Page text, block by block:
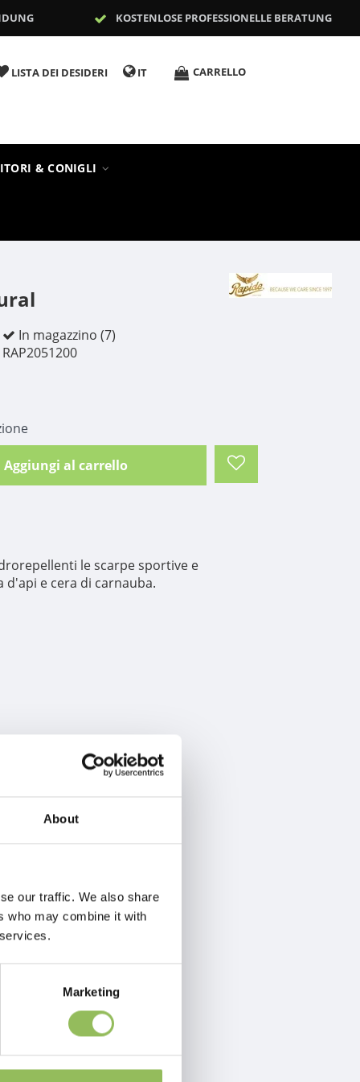
About
our traffic. We also share
who may combine it with
Marketing
KOSTENLOSE PROFESSIONELLE BERATUNG
LISTA DEI DESIDERI IT CARRELLO
& CONIGLI
In magazzino (7)
RAP2051200
Aggiungi al carrello
le scarpe sportive e
d'api e cera di carnauba.